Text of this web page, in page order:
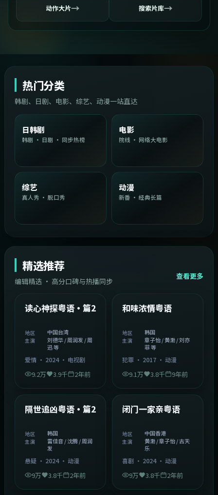
动作大片→ 搜索片库→
热门分类
韩剧、日剧、电影、综艺、动漫一站直达
日韩剧
韩剧 · 日剧 · 同步热榜
电影
院线 · 网络大电影
综艺
真人秀 · 脱口秀
动漫
新番 · 经典长篇
精选推荐
编辑精选 · 高分口碑与热播同步
查看更多
精选
中国台湾 1:54:36
读心神探粤语·篇2
地区 中国台湾
主演
刘德华 / 周润发 / 周
迅 等
爱情· 2024· 电视剧
9.2万 3.9千 2年前
精选
2:08:51
和味浓情粤语
地区 韩国
主演
章子怡 / 黄渤 / 刘亦
菲 等
犯罪· 2017· 动漫
9.1万 3.8千 9年前
精选
隔世追凶粤语·篇2
地区 韩国
主演
雷佳音 / 沈腾 / 周润
发
悬疑· 2024· 动漫
9万 3.8千 2年前
精选
闭门一家亲粤语
地区 中国香港
主演
黄渤 / 章子怡 / 古天
乐
喜剧· 2024· 动漫
9万 3.8千 2年前